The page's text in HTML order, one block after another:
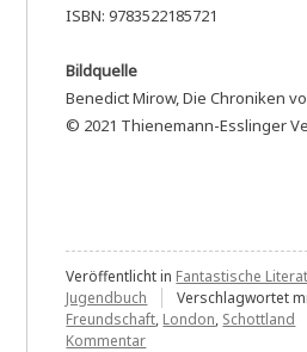
ISBN: 9783522185721
Bildquelle
Benedict Mirow, Die Chroniken
© 2021 Thienemann-Esslinger
Veröffentlicht in Fantastische
Jugendbuch
Verschlagwortet
Freundschaft, London, Schottland
Kommentarzu